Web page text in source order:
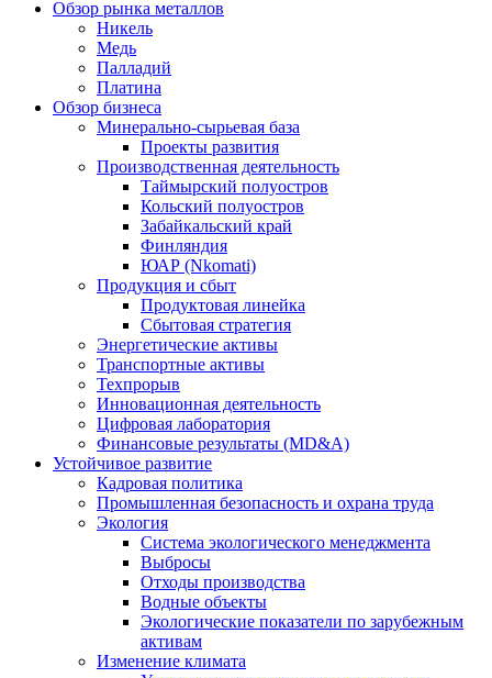
Обзор рынка металлов
Никель
Медь
Палладий
Платина
Обзор бизнеса
Минерально-сырьевая база
Проекты развития
Производственная деятельность
Таймырский полуостров
Кольский полуостров
Забайкальский край
Финляндия
ЮАР (Nkomati)
Продукция и сбыт
Продуктовая линейка
Сбытовая стратегия
Энергетические активы
Транспортные активы
Техпрорыв
Инновационная деятельность
Цифровая лаборатория
Финансовые результаты (MD&A)
Устойчивое развитие
Кадровая политика
Промышленная безопасность и охрана труда
Экология
Система экологического менеджмента
Выбросы
Отходы производства
Водные объекты
Экологические показатели по зарубежным
активам
Изменение климата